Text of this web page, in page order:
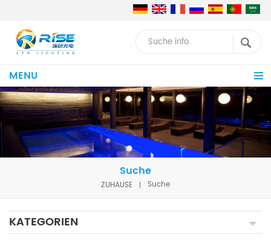
MENU
Suche
ZUHAUSE Suche
KATEGORIEN